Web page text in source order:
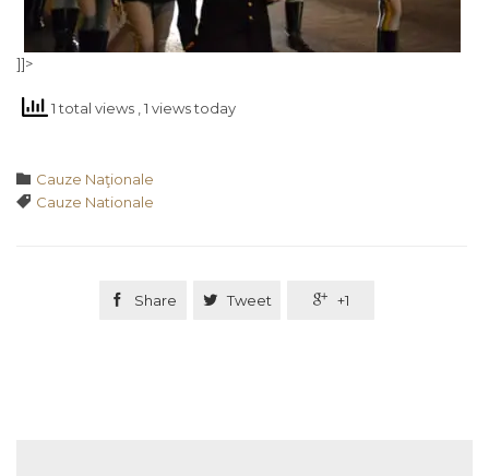
]]>
1 total views , 1 views today
 Category
Cauze Naţionale
 Tags
Cauze Nationale
 Share  Tweet  +1